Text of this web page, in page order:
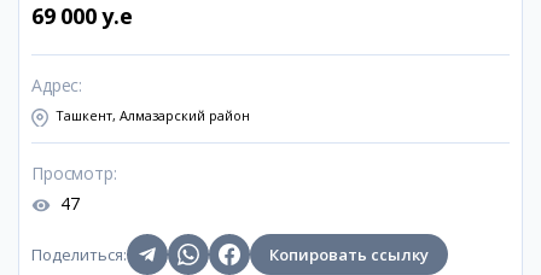
69 000 y.e
Адрес:
Ташкент, Алмазарский район
Просмотр:
47
Поделиться: Копировать ссылку